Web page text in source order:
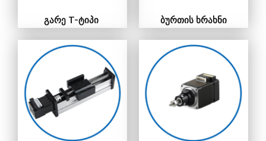
გარე T-ტიპი ბურთის ხრახნი